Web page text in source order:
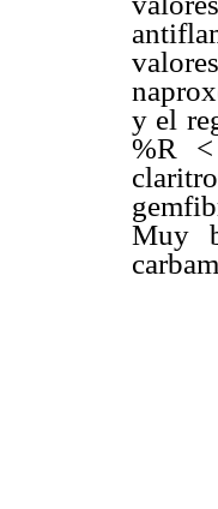
y el
%R
Muy